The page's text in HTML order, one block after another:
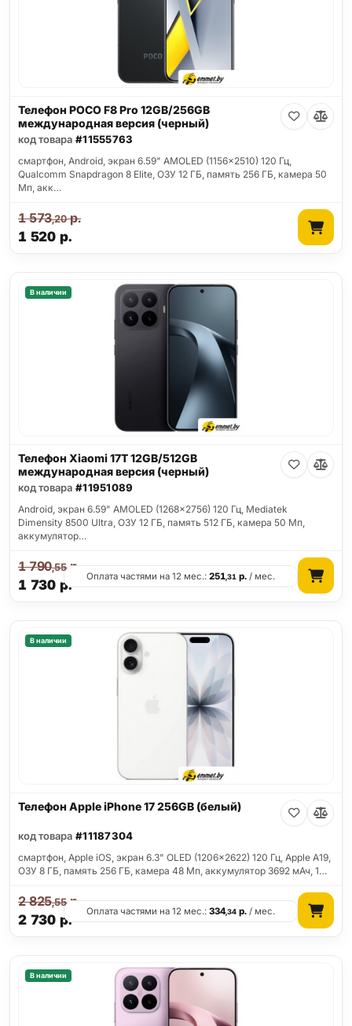
Телефон POCO F8 Pro 12GB/256GB
международная версия (черный)
код товара #11555763
смартфон, Android, экран 6.59" AMOLED (1156x2510) 120 Гц,
Qualcomm Snapdragon 8 Elite, ОЗУ 12 ГБ, память 256 ГБ, камера 50
Мп, акк…
1 520 р.
1 573,20р.
В наличии
Телефон Xiaomi 17T 12GB/512GB
международная версия (черный)
код товара #11951089
Android, экран 6.59" AMOLED (1268x2756) 120 Гц, Mediatek
Dimensity 8500 Ultra, ОЗУ 12 ГБ, память 512 ГБ, камера 50 Мп,
аккумулятор…
1 730 р.
1 790,55р.
Оплата частями на 12 мес.:251,31 р. / мес.
В наличии
Телефон Apple iPhone 17 256GB (белый)
код товара #11187304
смартфон, Apple iOS, экран 6.3" OLED (1206x2622) 120 Гц, Apple A19,
ОЗУ 8 ГБ, память 256 ГБ, камера 48 Мп, аккумулятор 3692 мАч, 1…
2 730 р.
2 825,55р.
Оплата частями на 12 мес.:334,34 р. / мес.
В наличии